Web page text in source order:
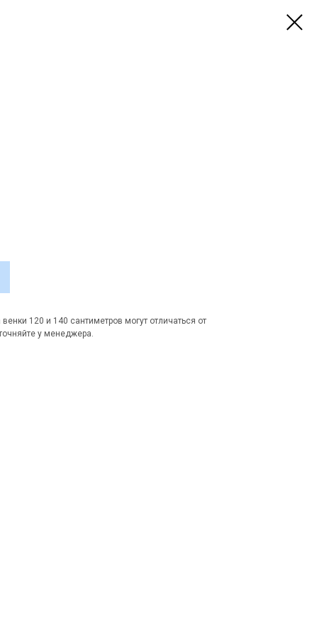
120 и 140 сантиметров могут отличаться от
у менеджера.